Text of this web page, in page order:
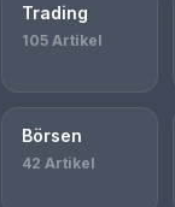
Trading
105 Artikel
Börsen
42 Artikel